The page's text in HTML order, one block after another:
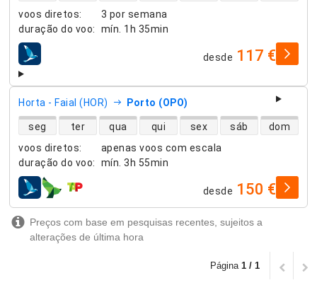
voos diretos:
3 por semana
duração do voo: mín. 1h 35min
companhias aéreas desde 117 €
Horta - Faial (HOR) Porto (OPO)
voos diretos:
apenas voos com escala
duração do voo: mín. 3h 55min
disponibilidade de voos diretos
seg ter qua qui sex sáb dom
companhias aéreas desde 150 €
Preços com base em pesquisas recentes, sujeitos a
alterações de última hora
Página 1 / 1